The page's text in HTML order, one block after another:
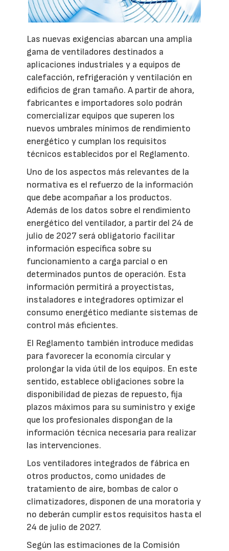
Las nuevas exigencias abarcan una amplia
gama de ventiladores destinados a
aplicaciones industriales y a equipos de
calefacción, refrigeración y ventilación en
edificios de gran tamaño. A partir de ahora,
fabricantes e importadores solo podrán
comercializar equipos que superen los
nuevos umbrales mínimos de rendimiento
energético y cumplan los requisitos
técnicos establecidos por el Reglamento.
Uno de los aspectos más relevantes de la
normativa es el refuerzo de la información
que debe acompañar a los productos.
Además de los datos sobre el rendimiento
energético del ventilador, a partir del 24 de
julio de 2027 será obligatorio facilitar
información específica sobre su
funcionamiento a carga parcial o en
determinados puntos de operación. Esta
información permitirá a proyectistas,
instaladores e integradores optimizar el
consumo energético mediante sistemas de
control más eficientes.
El Reglamento también introduce medidas
para favorecer la economía circular y
prolongar la vida útil de los equipos. En este
sentido, establece obligaciones sobre la
disponibilidad de piezas de repuesto, fija
plazos máximos para su suministro y exige
que los profesionales dispongan de la
información técnica necesaria para realizar
las intervenciones.
Los ventiladores integrados de fábrica en
otros productos, como unidades de
tratamiento de aire, bombas de calor o
climatizadores, disponen de una moratoria y
no deberán cumplir estos requisitos hasta el
24 de julio de 2027.
Según las estimaciones de la Comisión